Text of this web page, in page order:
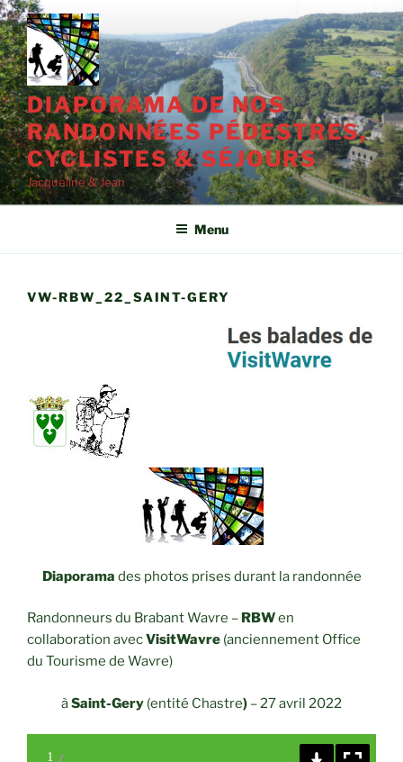
Aller
au
contenu
principal
DIAPORAMA DE NOS
RANDONNÉES PÉDESTRES,
CYCLISTES & SÉJOURS
Jacqueline & Jean
Menu
VW-RBW_22_SAINT-GERY
Diaporama des photos prises durant la randonnée
Randonneurs du Brabant Wavre – RBWen
collaboration avecVisitWavre (anciennement Office
du Tourisme de Wavre)
àSaint-Gery (entité Chastre) – 27 avril 2022
1